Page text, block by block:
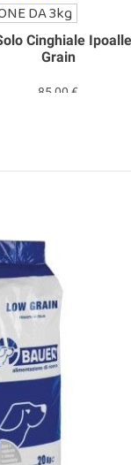
Cinghiale
Grain
85,00 €
DA 3kg